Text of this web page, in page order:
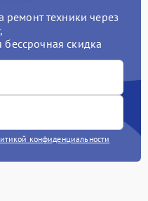
техники через
бессрочная скидка
конфиденциальности